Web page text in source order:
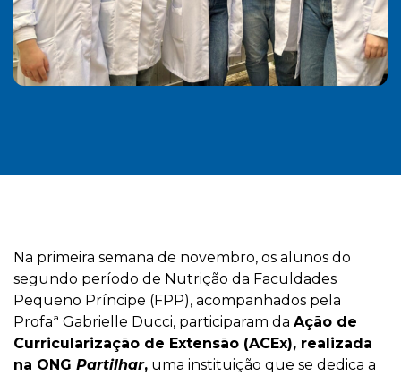
Na primeira semana de novembro, os alunos do
segundo período de Nutrição da Faculdades
Pequeno Príncipe (FPP), acompanhados pela
Profaª Gabrielle Ducci, participaram da Ação de
Curricularização de Extensão (ACEx), realizada
na ONG Partilhar, uma instituição que se dedica a